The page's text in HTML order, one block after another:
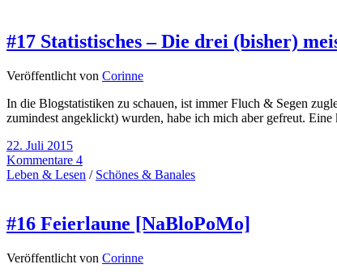
#17 Statistisches – Die drei (bisher)
Veröffentlicht von Corinne
In die Blogstatistiken zu schauen, ist immer Fluch & Segen
zumindest angeklickt) wurden, habe ich mich aber gefreut.
22. Juli 2015
Kommentare 4
Leben & Lesen / Schönes & Banales
#16 Feierlaune [NaBloPoMo]
Veröffentlicht von Corinne